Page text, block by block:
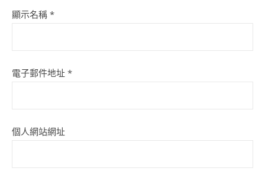
顯示名稱 *
電子郵件地址 *
個人網站網址